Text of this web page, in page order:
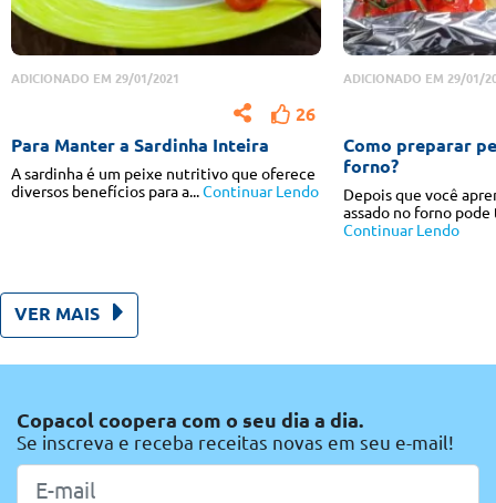
ADICIONADO EM 29/01/2021
26
Para Manter a Sardinha Inteira
A sardinha é um peixe nutritivo que oferece
diversos benefícios para a...Continuar Lendo
ADICIONADO EM 29/01/
Como preparar
forno?
Depois que você
assado no forno
Continuar Lendo
VER MAIS
Copacol coopera com o seu dia a dia.
Se inscreva e receba receitas novas em seu e-mail!